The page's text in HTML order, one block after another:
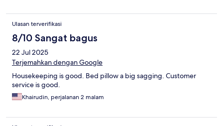
Ulasan terverifikasi
8/10 Sangat bagus
22 Jul 2025
Terjemahkan dengan Google
Housekeeping is good. Bed pillow a big sagging. Customer
service is good.
Khairudin, perjalanan 2 malam